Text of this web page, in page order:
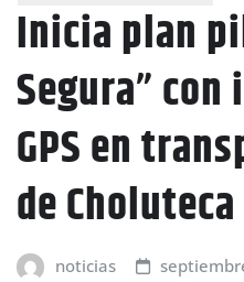
Inicia plan
Segura”
GPS en
de Choluteca
noticias